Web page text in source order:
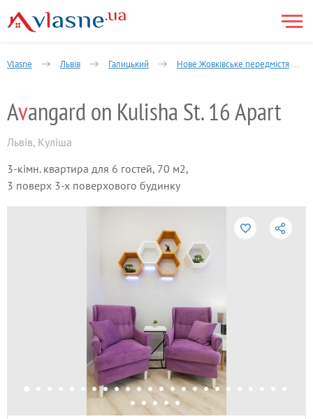
Vlasne Львів Галицький Нове Жовківське передмістя
Avangard on Kulisha St. 16 Apart
Львів, Куліша
3-кімн. квартира для 6 гостей, 70 м2,
3 поверх 3-х поверхового будинку